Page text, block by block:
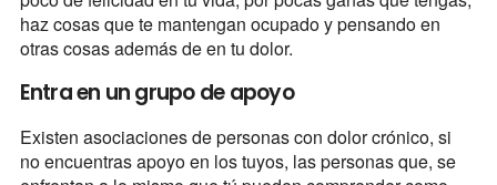
haz cosas que te mantengan ocupado y pensando en
otras cosas además de en tu dolor.
Entra en un grupo de apoyo
Existen asociaciones de personas con dolor crónico, si
no encuentras apoyo en los tuyos, las personas que, se